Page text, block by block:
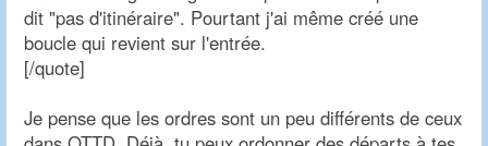
dit "pas d'itinéraire". Pourtant j'ai même créé une
boucle qui revient sur l'entrée.
[/quote]
Je pense que les ordres sont un peu différents de ceux